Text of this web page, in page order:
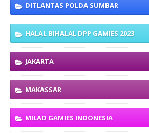
DITLANTAS POLDA SUMBAR
HALAL BIHALAL DPP GAMIES 2023
JAKARTA
MAKASSAR
MILAD GAMIES INDONESIA